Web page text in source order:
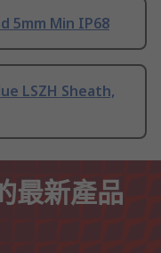
5mm Min IP68
LSZH Sheath,
最新產品